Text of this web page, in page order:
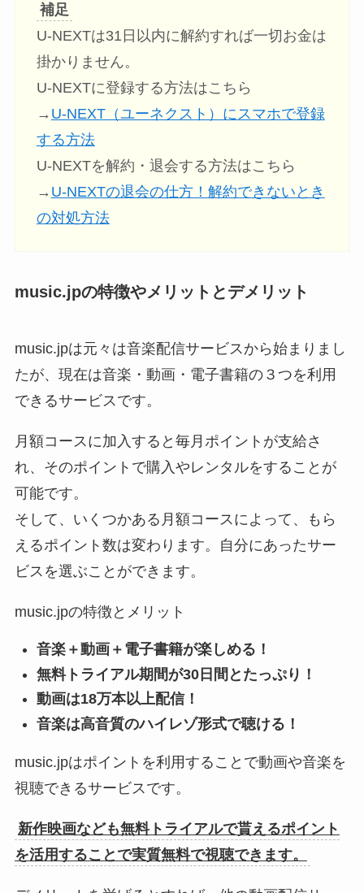
補足
U-NEXTは31日以内に解約すれば一切お金は
掛かりません。
U-NEXTに登録する方法はこちら
→ U-NEXT（ユーネクスト）にスマホで登録
する方法
U-NEXTを解約・退会する方法はこちら
→ U-NEXTの退会の仕方！解約できないとき
の対処方法
music.jpの特徴やメリットとデメリット
music.jpは元々は音楽配信サービスから始まりまし
たが、現在は音楽・動画・電子書籍の３つを利用
できるサービスです。
月額コースに加入すると毎月ポイントが支給さ
れ、そのポイントで購入やレンタルをすることが
可能です。
そして、いくつかある月額コースによって、もら
えるポイント数は変わります。自分にあったサー
ビスを選ぶことができます。
music.jpの特徴とメリット
音楽＋動画＋電子書籍が楽しめる！
無料トライアル期間が30日間とたっぷり！
動画は18万本以上配信！
音楽は高音質のハイレゾ形式で聴ける！
music.jpはポイントを利用することで動画や音楽を
視聴できるサービスです。
新作映画なども無料トライアルで貰えるポイント
を活用することで実質無料で視聴できます。